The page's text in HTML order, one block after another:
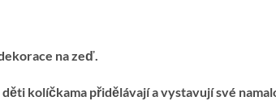
na zeď.
kolíčkama přidělávají a vystavují své